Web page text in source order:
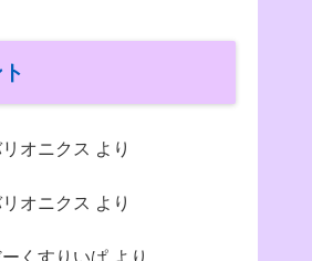
オニクス より
オニクス より